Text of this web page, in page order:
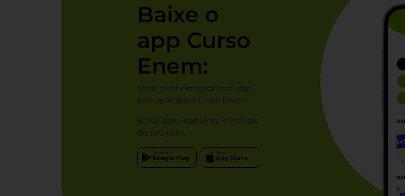
Baixe o
app Curso
Enem:
Você também pode estudar
pelo aplicativo Curso Enem.
Baixe gratuitamente e estude
do seu jeito.